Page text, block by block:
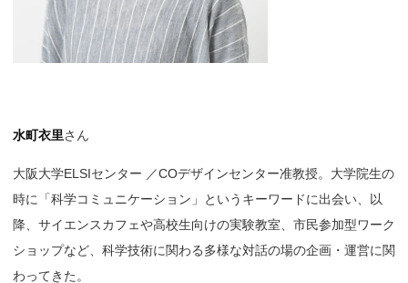
水町衣里さん
大阪大学ELSIセンター ／COデザインセンター准教授。大学院生の
時に「科学コミュニケーション」というキーワードに出会い、以
降、サイエンスカフェや高校生向けの実験教室、市民参加型ワーク
ショップなど、科学技術に関わる多様な対話の場の企画・運営に関
わってきた。